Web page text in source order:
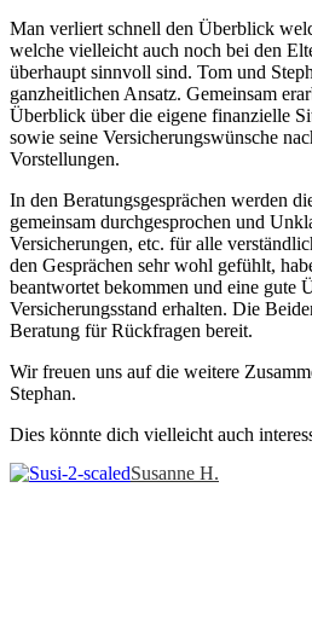
Man verliert schnell den Überblick
welche vielleicht auch noch bei den
überhaupt sinnvoll sind. Tom und
ganzheitlichen Ansatz. Gemeinsam
Überblick über die eigene finanzielle
sowie seine Versicherungswünsche
Vorstellungen.
In den Beratungsgesprächen werden
gemeinsam durchgesprochen und
Versicherungen, etc. für alle
den Gesprächen sehr wohl gefühlt,
beantwortet bekommen und eine gute
Versicherungsstand erhalten. Die
Beratung für Rückfragen bereit.
Wir freuen uns auf die weitere
Stephan.
Dies könnte dich vielleicht auch
Susanne H.